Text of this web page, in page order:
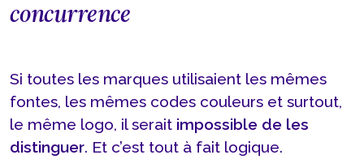
concurrence
Si toutes les marques utilisaient les mêmes
fontes, les mêmes codes couleurs et surtout,
le même logo, il serait impossible de les
distinguer. Et c’est tout à fait logique.